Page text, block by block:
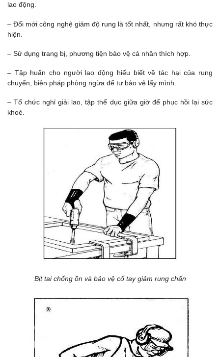
lao động.
– Đổi mới công nghệ giảm độ rung là tốt nhất, nhưng rất khó thực
hiện.
– Sử dụng trang bị, phương tiện bảo vệ cá nhân thích hợp.
– Tập huấn cho người lao động hiểu biết về tác hại của rung
chuyển, biện pháp phòng ngừa để tự bảo vệ lấy mình.
– Tổ chức nghỉ giải lao, tập thể dục giữa giờ để phục hồi lại sức
khoẻ.
Bịt tai chống ồn và bảo vệ cổ tay giảm rung chấn